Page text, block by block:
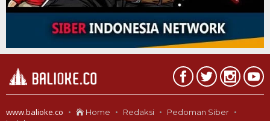
www.balioke.co Home Redaksi
Pedoman Siber